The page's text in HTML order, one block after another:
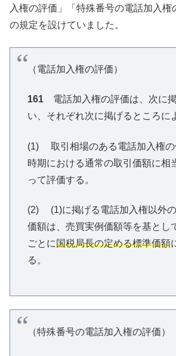
入権の評価」「特殊番号の電話加入権
の規定を設けていました。
（電話加入権の評価）
161電話加入権の評価は、次に
い、それぞれ次に掲げるところに
(1) 取引相場のある電話加入権の
時期における通常の取引価額に相
って評価する。
(2) (1)に掲げる電話加入権以外
価額は、売買実例価額等を基とし
ごとに国税局長の定める標準価額
る。
（特殊番号の電話加入権の評価）